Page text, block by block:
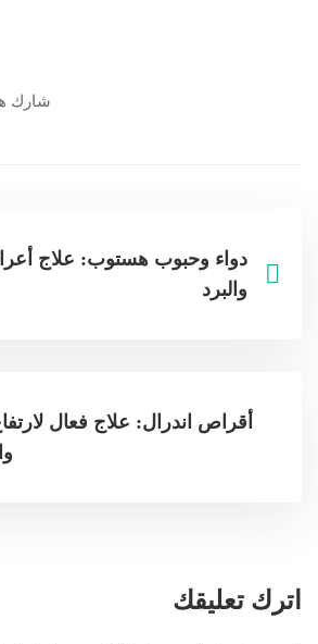
شارك
دواء وحبوب هستوب: علاج
والبرد
أقراص اندرال: علاج فعال
اترك تعليقك